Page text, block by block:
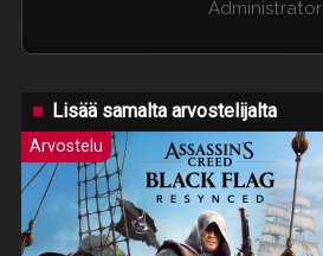
Administrator
Lisää samalta arvostelijalta
Arvostelu